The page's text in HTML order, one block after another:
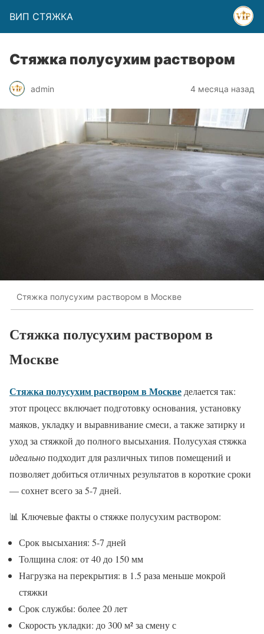
ВИП СТЯЖКА
Стяжка полусухим раствором
admin 4 месяца назад
Стяжка полусухим раствором в Москве
Стяжка полусухим раствором в
Москве
Стяжка полусухим раствором в Москве делается так:
этот процесс включает подготовку основания, установку
маяков, укладку и выравнивание смеси, а также затирку и
уход за стяжкой до полного высыхания. Полусухая стяжка
идеальноподходит для различных типов помещений и
позволяет добиться отличных результатов в короткие сроки
— сохнет всего за 5-7 дней.
📊 Ключевые факты о стяжке полусухим раствором:
Срок высыхания: 5-7 дней
Толщина слоя: от 40 до 150 мм
Нагрузка на перекрытия: в 1.5 раза меньше мокрой
стяжки
Срок службы: более 20 лет
Скорость укладки: до 300 м² за смену с